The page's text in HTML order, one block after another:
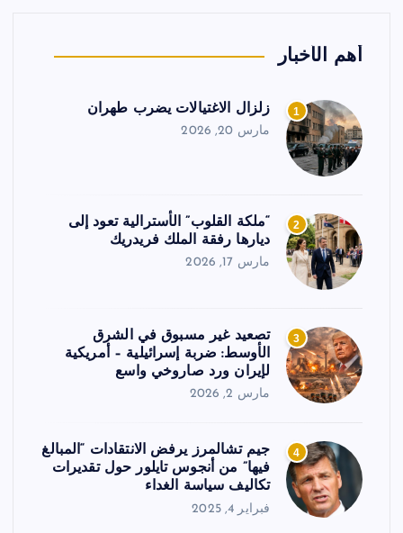
أهم الأخبار
1 زلزال الاغتيالات يضرب طهران
مارس 20, 2026
2
“ملكة القلوب” الأسترالية تعود إلى
ديارها رفقة الملك فريدريك
مارس 17, 2026
3
تصعيد غير مسبوق في الشرق
الأوسط: ضربة إسرائيلية – أمريكية
لإيران ورد صاروخي واسع
مارس 2, 2026
4
جيم تشالمرز يرفض الانتقادات “المبالغ
فيها” من أنجوس تايلور حول تقديرات
تكاليف سياسة الغداء
فبراير 4, 2025